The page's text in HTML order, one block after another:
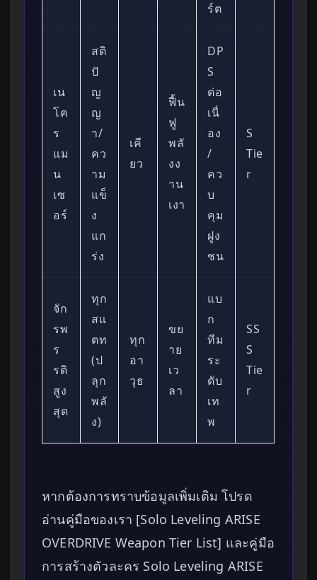
ร์ต
เน
โค
ร
แม
น
เซ
อร์
สติ
ปั
ญ
ญ
า/
คว
าม
แข็
ง
แก
ร่ง
เคี
ยว
ฟื้น
ฟู
พลั
งง
าน
เงา
DP
S
ต่อ
เนื่
อง
/
คว
บ
คุม
ฝูง
ชน
S
Tie
r
จัก
รพ
ร
รดิ
สูง
สุด
ทุก
สแ
ตท
(ป
ลุก
พลั
ง)
ทุก
อา
วุธ
ขย
าย
เว
ลา
แบ
ก
ทีม
ระ
ดับ
เท
พ
SS
S
Tie
r
หากต้องการทราบข้อมูลเพิ่มเติม โปรด
อ่านคู่มือของเรา [Solo Leveling ARISE
OVERDRIVE Weapon Tier List] และคู่มือ
การสร้างตัวละคร Solo Leveling ARISE